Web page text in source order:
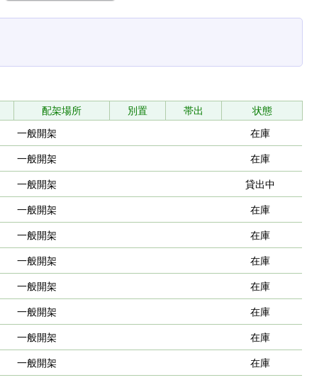
配架場所 別置 帯出
状態
一般開架 在庫
一般開架 在庫
一般開架 貸出中
一般開架 在庫
一般開架 在庫
一般開架 在庫
一般開架 在庫
一般開架 在庫
一般開架 在庫
一般開架 在庫